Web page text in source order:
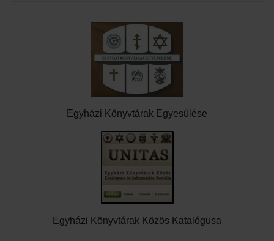
Egyházi Könyvtárak Egyesülése
Egyházi Könyvtárak Közös Katalógusa